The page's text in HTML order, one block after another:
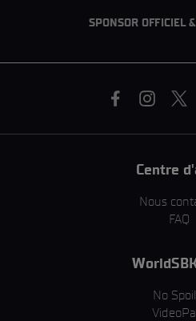
SPONSOR OFFICIEL
Centre
Nous
FAQ
No